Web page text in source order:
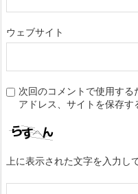
ウェブサイト
次回のコメントで使用す
アドレス、サイトを保存す
上に表示された文字を入力し